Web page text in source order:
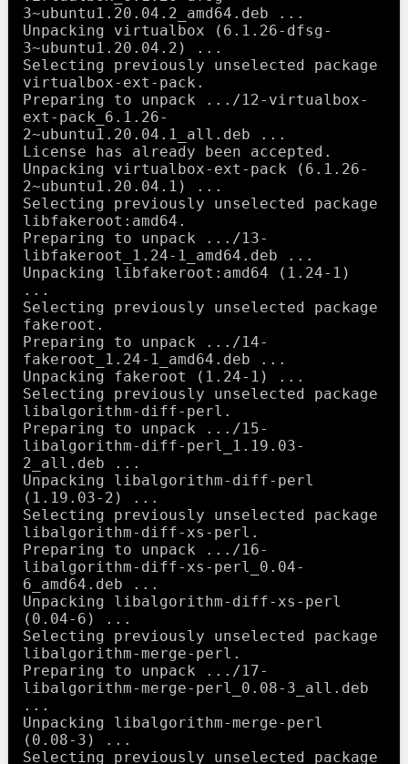
3~ubuntu1.20.04.2_amd64.deb ...
Unpacking virtualbox (6.1.26-dfsg-
3~ubuntu1.20.04.2) ...
Selecting previously unselected package
virtualbox-ext-pack.
Preparing to unpack .../12-virtualbox-
ext-pack_6.1.26-
2~ubuntu1.20.04.1_all.deb ...
License has already been accepted.
Unpacking virtualbox-ext-pack (6.1.26-
2~ubuntu1.20.04.1) ...
Selecting previously unselected package
libfakeroot:amd64.
Preparing to unpack .../13-
libfakeroot_1.24-1_amd64.deb ...
Unpacking libfakeroot:amd64 (1.24-1)
...
Selecting previously unselected package
fakeroot.
Preparing to unpack .../14-
fakeroot_1.24-1_amd64.deb ...
Unpacking fakeroot (1.24-1) ...
Selecting previously unselected package
libalgorithm-diff-perl.
Preparing to unpack .../15-
libalgorithm-diff-perl_1.19.03-
2_all.deb ...
Unpacking libalgorithm-diff-perl
(1.19.03-2) ...
Selecting previously unselected package
libalgorithm-diff-xs-perl.
Preparing to unpack .../16-
libalgorithm-diff-xs-perl_0.04-
6_amd64.deb ...
Unpacking libalgorithm-diff-xs-perl
(0.04-6) ...
Selecting previously unselected package
libalgorithm-merge-perl.
Preparing to unpack .../17-
libalgorithm-merge-perl_0.08-3_all.deb
...
Unpacking libalgorithm-merge-perl
(0.08-3) ...
Selecting previously unselected package